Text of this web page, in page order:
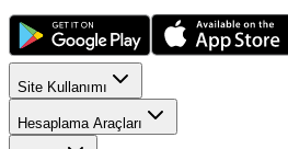
Site Kullanımı
Hesaplama Araçları